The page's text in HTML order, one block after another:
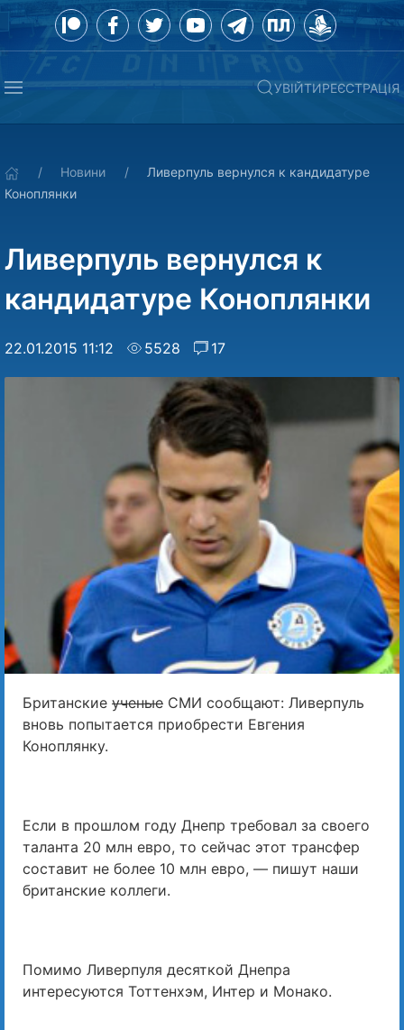
УВІЙТИРЕЄСТРАЦІЯ
Новини
Ливерпуль вернулся к кандидатуре
Коноплянки
Ливерпуль вернулся к
кандидатуре Коноплянки
22.01.2015 11:12 5528 17
Британские ученые СМИ сообщают: Ливерпуль
вновь попытается приобрести Евгения
Коноплянку.
Если в прошлом году Днепр требовал за своего
таланта 20 млн евро, то сейчас этот трансфер
составит не более 10 млн евро, — пишут наши
британские коллеги.
Помимо Ливерпуля десяткой Днепра
интересуются Тоттенхэм, Интер и Монако.